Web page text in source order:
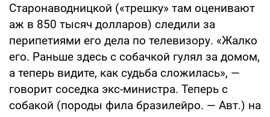
Старонаводницкой («трешку» там оценивают
аж в 850 тысяч долларов) следили за
перипетиями его дела по телевизору. «Жалко
его. Раньше здесь с собачкой гулял за домом,
а теперь видите, как судьба сложилась», —
говорит соседка экс-министра. Теперь с
собакой (породы фила бразилейро. — Авт.) на